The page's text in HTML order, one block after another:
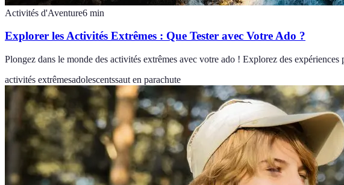
Activités d'Aventure6 min
Explorer les Activités Extrêmes : Que Tester avec Votre Ado ?
Plongez dans le monde des activités extrêmes avec votre ado ! Explorez des
activités extrêmesadolescentssaut en parachute